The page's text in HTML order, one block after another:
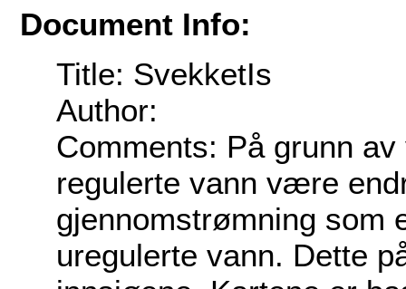
Document Info:
Title: SvekketIs
Author:
Comments: På grunn
regulerte vann være
gjennomstrømning som
uregulerte vann. Dette